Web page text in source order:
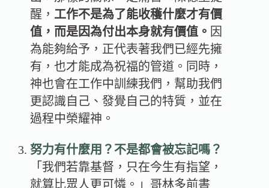
醒， 工作不是為了能收穫什麼才有價
值，而是因為付出本身就有價值。 因
為能夠給予，正代表著我們已經先擁
有，也才能成為祝福的管道。同時，
神也會在工作中訓練我們，幫助我們
更認識自己、發覺自己的特質，並在
過程中榮耀神。
努力有什麼用？不是都會被忘記嗎？
「我們若靠基督，只在今生有指望，
就算比眾人更可憐。」哥林多前書